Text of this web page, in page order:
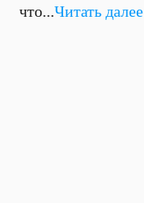
что...Читать далее